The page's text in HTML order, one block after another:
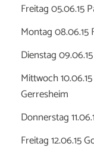
Freitag 05.06.15
Montag
Dienstag
Mittwoch
Gerresheim
Donnerstag
Freitag 12.06.15